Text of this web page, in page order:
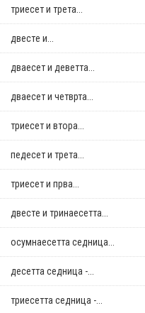
триесет и трета...
двестe и...
дваесет и деветта...
дваесет и четврта...
триесет и втора...
педесет и трета...
триесет и прва...
двестe и тринаесетта...
осумнaесетта седница...
десетта седница -...
триесетта седница -...